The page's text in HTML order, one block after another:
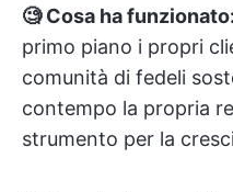
🧐 Cosa ha funzionato:
primo piano i propri
comunità di fedeli
contempo la propria
strumento per la